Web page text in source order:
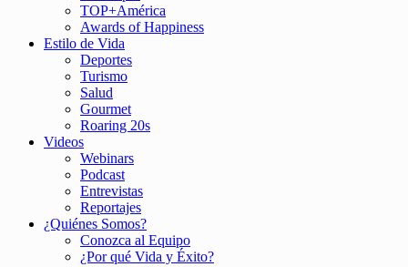
TOP+América
Awards of Happiness
Estilo de Vida
Deportes
Turismo
Salud
Gourmet
Roaring 20s
Videos
Webinars
Podcast
Entrevistas
Reportajes
¿Quiénes Somos?
Conozca al Equipo
¿Por qué Vida y Éxito?